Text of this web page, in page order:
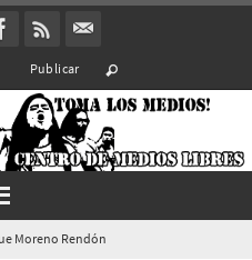
Publicar
Moreno Rendón